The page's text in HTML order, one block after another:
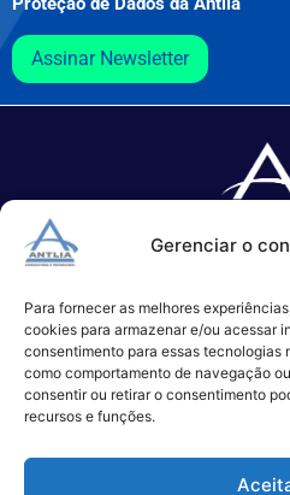
Gerenciar o
Para fornecer as melhores
cookies para armazenar e/ou acessar
consentimento para essas tecnologias
como comportamento de navegação
consentir ou retirar o consentimento
recursos e funções.
Assinar Newsletter
TI.
(11) 3017-